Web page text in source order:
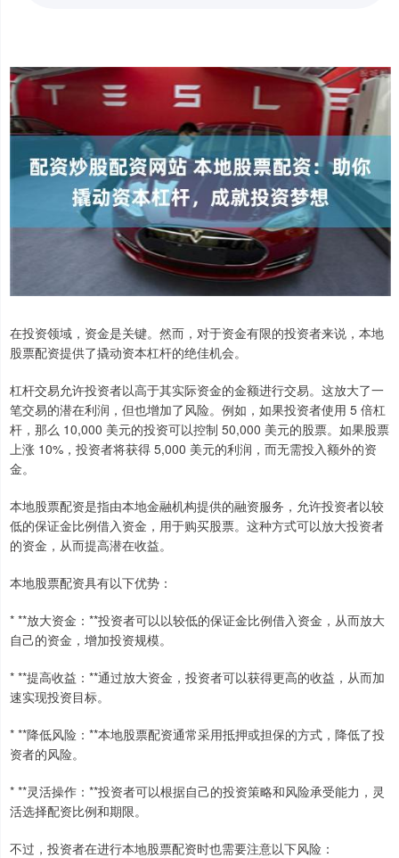
在投资领域，资金是关键。然而，对于资金有限的投资者来说，本地
股票配资提供了撬动资本杠杆的绝佳机会。
杠杆交易允许投资者以高于其实际资金的金额进行交易。这放大了一
笔交易的潜在利润，但也增加了风险。例如，如果投资者使用 5 倍杠
杆，那么 10,000 美元的投资可以控制 50,000 美元的股票。如果股票
上涨 10%，投资者将获得 5,000 美元的利润，而无需投入额外的资
金。
本地股票配资是指由本地金融机构提供的融资服务，允许投资者以较
低的保证金比例借入资金，用于购买股票。这种方式可以放大投资者
的资金，从而提高潜在收益。
本地股票配资具有以下优势：
* **放大资金：**投资者可以以较低的保证金比例借入资金，从而放大
自己的资金，增加投资规模。
* **提高收益：**通过放大资金，投资者可以获得更高的收益，从而加
速实现投资目标。
* **降低风险：**本地股票配资通常采用抵押或担保的方式，降低了投
资者的风险。
* **灵活操作：**投资者可以根据自己的投资策略和风险承受能力，灵
活选择配资比例和期限。
不过，投资者在进行本地股票配资时也需要注意以下风险：